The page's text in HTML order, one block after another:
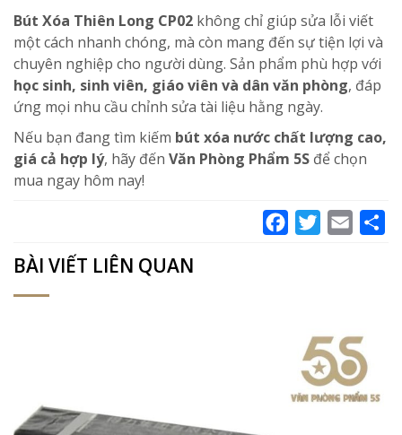
Bút Xóa Thiên Long CP02 không chỉ giúp sửa lỗi viết
một cách nhanh chóng, mà còn mang đến sự tiện lợi và
chuyên nghiệp cho người dùng. Sản phẩm phù hợp với
học sinh, sinh viên, giáo viên và dân văn phòng, đáp
ứng mọi nhu cầu chỉnh sửa tài liệu hằng ngày.
Nếu bạn đang tìm kiếm bút xóa nước chất lượng cao,
giá cả hợp lý, hãy đến Văn Phòng Phẩm 5S để chọn
mua ngay hôm nay!
FacebookTwitterEmail
BÀI VIẾT LIÊN QUAN